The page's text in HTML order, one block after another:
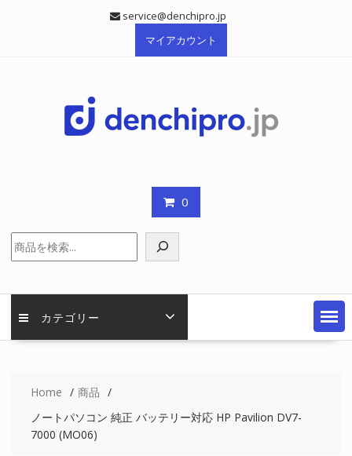
service@denchipro.jp
マイアカウント
0
索
カテゴリー
Home
商品
ノートパソコン 純正 バッテリー対応 HP Pavilion DV7-
7000 (MO06)